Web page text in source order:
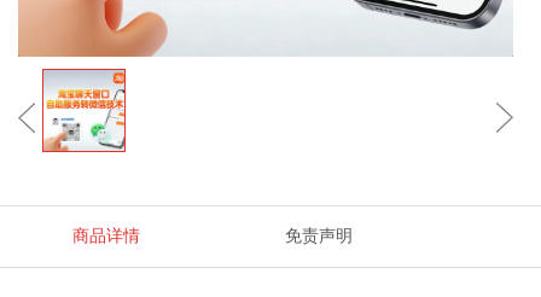
商品详情 免责声明